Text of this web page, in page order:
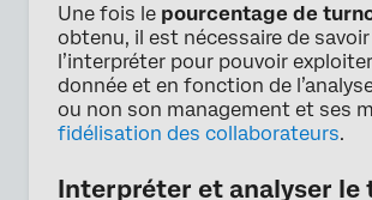
Une fois le pourcentage de
obtenu, il est nécessaire de savoir
l’interpréter pour pouvoir
donnée et en fonction de
ou non son management et ses
fidélisation des collaborateurs.
Interpréter et analyser le